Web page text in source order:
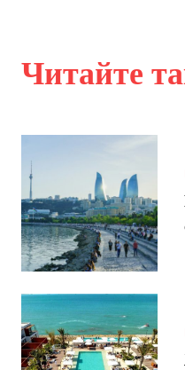
Читайте